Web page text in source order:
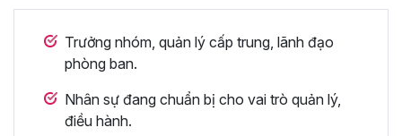
Trưởng nhóm, quản lý cấp trung, lãnh đạo
phòng ban.
Nhân sự đang chuẩn bị cho vai trò quản lý,
điều hành.